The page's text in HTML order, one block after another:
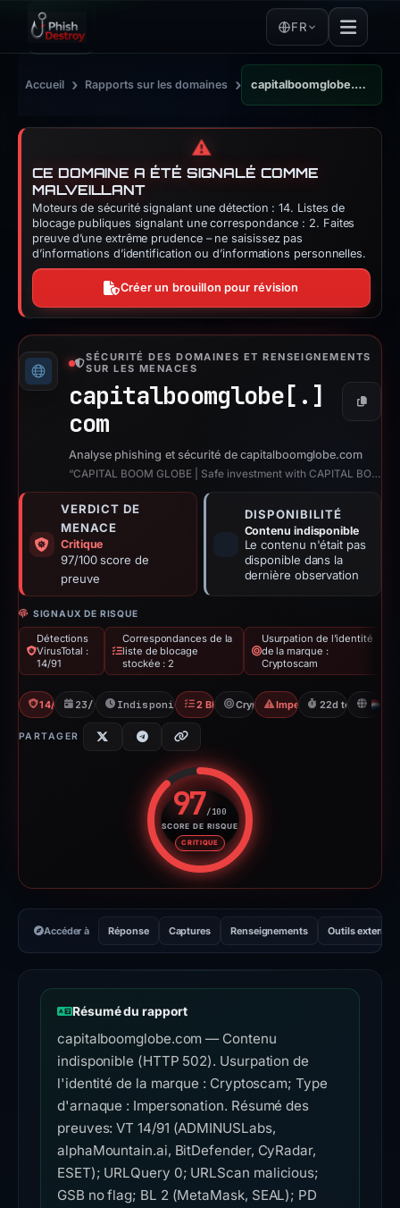
FR
Accueil › Rapports sur les domaines › capitalboomglobe.com
⚠️
CE DOMAINE A ÉTÉ SIGNALÉ COMME
MALVEILLANT
Moteurs de sécurité signalant une détection : 14. Listes de
blocage publiques signalant une correspondance : 2. Faites
preuve d’une extrême prudence – ne saisissez pas
d’informations d’identification ou d’informations personnelles.
Créer un brouillon pour révision
SÉCURITÉ DES DOMAINES ET RENSEIGNEMENTS
SUR LES MENACES
capitalboomglobe[.]
com
Copier
Analyse phishing et sécurité de capitalboomglobe.com
“CAPITAL BOOM GLOBE | Safe investment with CAPITAL BOOM GLOBE”
VERDICT DE
MENACE
Critique
97/100 score de
preuve
DISPONIBILITÉ
Contenu indisponible
Le contenu n'était pas
disponible dans la
dernière observation
SIGNAUX DE RISQUE
Détections
VirusTotal :
14/91
Correspondances de la
liste de blocage
stockée : 2
Usurpation de l'identité
de la marque :
Cryptoscam
14/91 VT23/02/2026Indisponible depuis 06/08/2026
2 BlocklistsCryptoscamImpersonation
22d to
PARTAGER
97/100
SCORE DE RISQUE
CRITIQUE
Score de risque : 97 sur
Accéder à Réponse Captures Renseignements Outils externes
Résumé du rapport
capitalboomglobe.com — Contenu
indisponible (HTTP 502). Usurpation de
l'identité de la marque : Cryptoscam; Type
d'arnaque : Impersonation. Résumé des
preuves: VT 14/91 (ADMINUSLabs,
alphaMountain.ai, BitDefender, CyRadar,
ESET); URLQuery 0; URLScan malicious;
GSB no flag; BL 2 (MetaMask, SEAL); PD